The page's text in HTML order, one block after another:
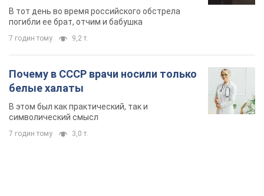
область. Фото
В тот день во время российского обстрела
погибли ее брат, отчим и бабушка
7 годин тому 9,2 т.
Почему в СССР врачи носили только
белые халаты
В этом был как практический, так и
символический смысл
7 годин тому 3,0 т.